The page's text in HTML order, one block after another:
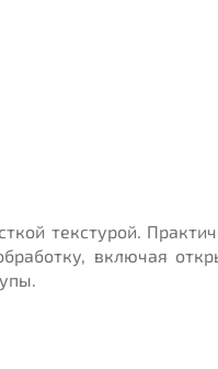
текстурой.
включая